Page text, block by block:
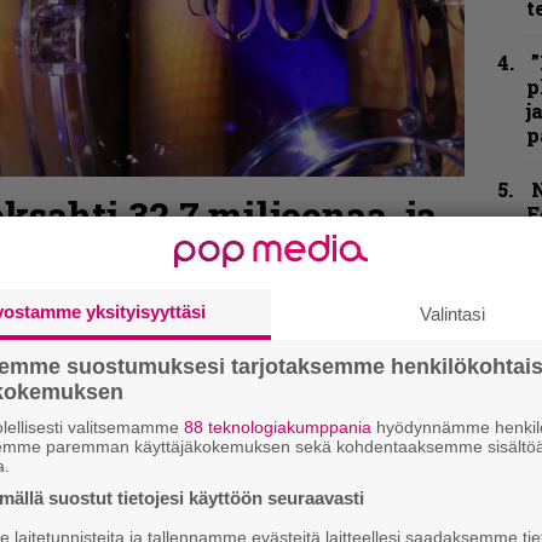
32,7 miljoonaa, ja
voitto meni
yksityisyyttäsi Valintasi
suostumuksesi tarjotaksemme
valitsemamme 88 teknologiakumppania hyödynnämme
paremman käyttäjäkokemuksen sekä kohdentaaksemme
suostut tietojesi käyttöön seuraavasti
laitetunnisteita ja tallennamme evästeitä laitteellesi saadaksemme